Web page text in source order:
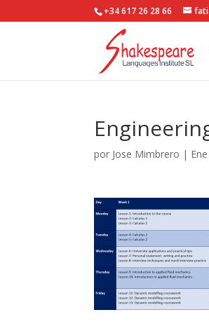
+34 617 26 28 66
por Jose Mimbrero |